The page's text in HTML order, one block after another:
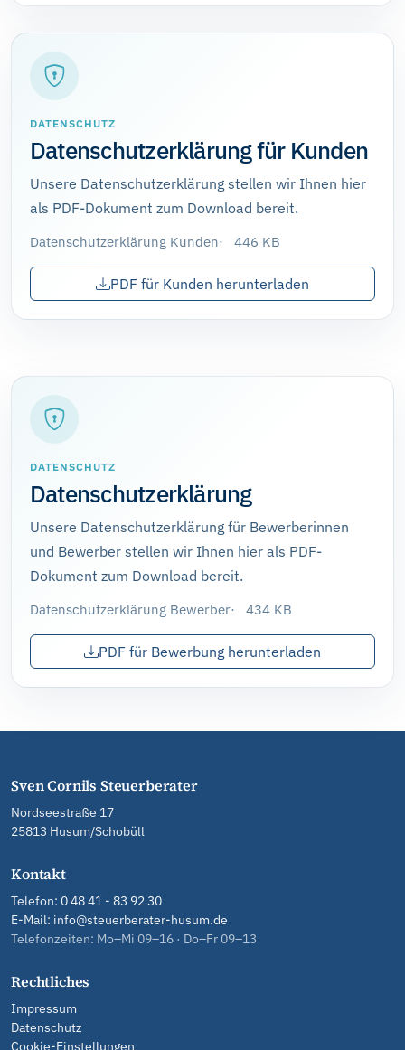
DATENSCHUTZ
Datenschutzerklärung für Kunden
Unsere Datenschutzerklärung stellen wir Ihnen hier
als PDF-Dokument zum Download bereit.
Datenschutzerklärung Kunden 446 KB
PDF für Kunden herunterladen
DATENSCHUTZ
Datenschutzerklärung
Unsere Datenschutzerklärung für Bewerberinnen
und Bewerber stellen wir Ihnen hier als PDF-
Dokument zum Download bereit.
Datenschutzerklärung Bewerber 434 KB
PDF für Bewerbung herunterladen
Sven Cornils Steuerberater
Nordseestraße 17
25813 Husum/Schobüll
Kontakt
Telefon: 0 48 41 - 83 92 30
E-Mail: info@steuerberater-husum.de
Telefonzeiten: Mo–Mi 09–16 · Do–Fr 09–13
Rechtliches
Impressum
Datenschutz
Cookie-Einstellungen